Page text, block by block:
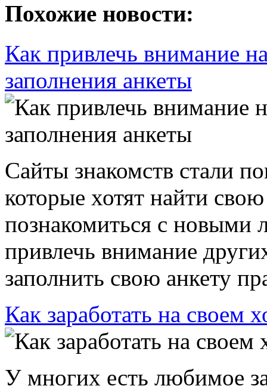
Похожие новости:
Как привлечь внимание
заполнения анкеты
Сайты знакомств стали
которые хотят найти
познакомиться с
привлечь внимание
заполнить свою анкету
Как заработать на своем
У многих есть любимое